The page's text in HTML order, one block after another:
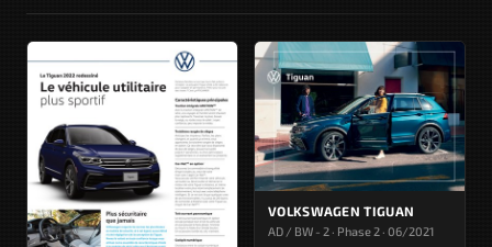
VOLKSWAGEN TIGUAN
AD / BW - 2 · Phase 2 · 06/2021